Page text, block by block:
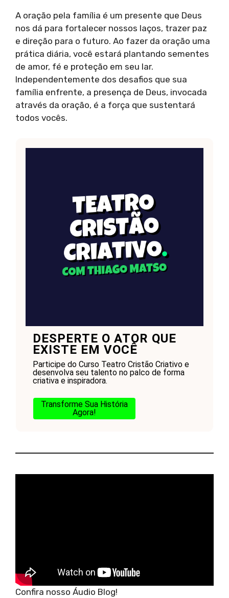
A oração pela família é um presente que Deus
nos dá para fortalecer nossos laços, trazer paz
e direção para o futuro. Ao fazer da oração uma
prática diária, você estará plantando sementes
de amor, fé e proteção em seu lar.
Independentemente dos desafios que sua
família enfrente, a presença de Deus, invocada
através da oração, é a força que sustentará
todos vocês.
DESPERTE O ATOR QUE
EXISTE EM VOCÊ
Participe do Curso Teatro Cristão Criativo e
desenvolva seu talento no palco de forma
criativa e inspiradora.
Transforme Sua História
Agora!
Confira nosso Áudio Blog!